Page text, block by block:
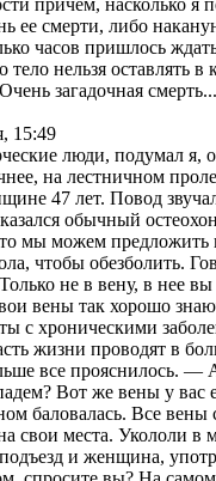
ее смерти, либо
часов пришлось
нельзя оставлять в
загадочная
15:49
люди, подумал я,
на лестничном
47 лет. Повод
обычный
мы можем предложить
чтобы обезболить.
не в вену, в нее вы
вены так хорошо
с хроническими
жизни проводят в
все прояснилось. —
Вот же вены у вас
баловалась. Все вены
свои места. Укололи
и женщина,